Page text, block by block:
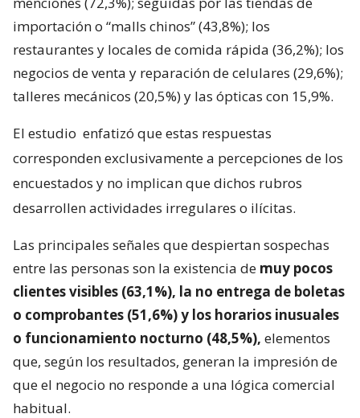
importación o “malls chinos” (43,8%); los
restaurantes y locales de comida rápida (36,2%); los
negocios de venta y reparación de celulares (29,6%);
talleres mecánicos (20,5%) y las ópticas con 15,9%.
El estudio enfatizó que estas respuestas
corresponden exclusivamente a percepciones de los
encuestados y no implican que dichos rubros
desarrollen actividades irregulares o ilícitas.
Las principales señales que despiertan sospechas
entre las personas son la existencia de muy pocos
clientes visibles (63,1%), la no entrega de boletas
o comprobantes (51,6%) y los horarios inusuales
o funcionamiento nocturno (48,5%), elementos
que, según los resultados, generan la impresión de
que el negocio no responde a una lógica comercial
habitual.